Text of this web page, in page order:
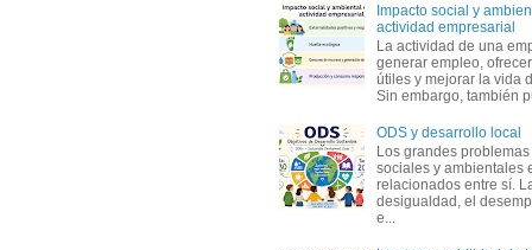
Impacto social y
actividad empresarial
La actividad de una
generar empleo,
útiles y mejorar la vida
Sin embargo, también
ODS y desarrollo local
Los grandes
sociales y ambientales
relacionados entre sí.
desigualdad, el
e...